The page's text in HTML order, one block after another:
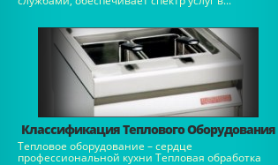
Классификация Теплового Оборудования
Тепловое оборудование – сердце
профессиональной кухни Тепловая обработка